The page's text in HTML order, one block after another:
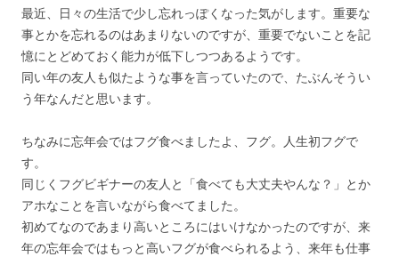
最近、日々の生活で少し忘れっぽくなった気がします。重要な
事とかを忘れるのはあまりないのですが、重要でないことを記
憶にとどめておく能力が低下しつつあるようです。
同い年の友人も似たような事を言っていたので、たぶんそうい
う年なんだと思います。
ちなみに忘年会ではフグ食べましたよ、フグ。人生初フグで
す。
同じくフグビギナーの友人と「食べても大丈夫やんな？」とか
アホなことを言いながら食べてました。
初めてなのであまり高いところにはいけなかったのですが、来
年の忘年会ではもっと高いフグが食べられるよう、来年も仕事